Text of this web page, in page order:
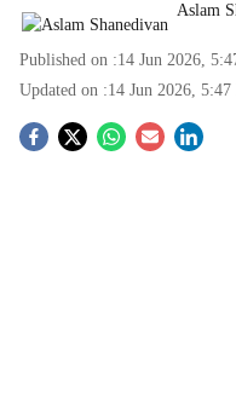
Aslam
Published on :14 Jun 2026,
Updated on :14 Jun 2026, 5:47
S